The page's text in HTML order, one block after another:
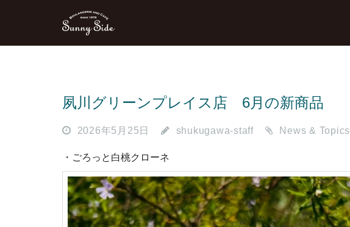
夙川グリーンプレイス店 6月の新商品
2026年5月25日 shukugawa-staff News & Topics
・ごろっと白桃クローネ